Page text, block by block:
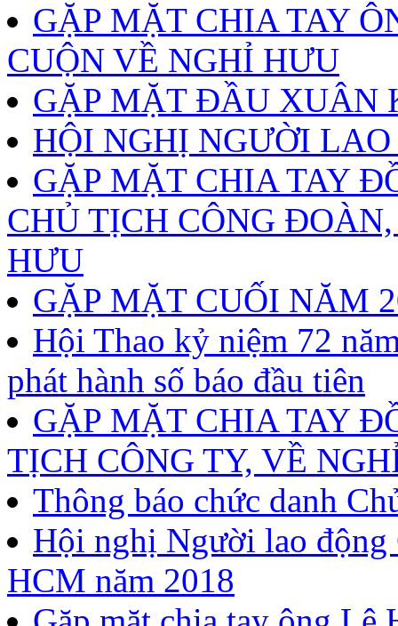
GẶP MẶT CHIA TAY
CUỘN VỀ NGHỈ HƯU
GẶP MẶT ĐẦU XUÂN
HỘI NGHỊ NGƯỜI
GẶP MẶT CHIA TAY
CHỦ TỊCH CÔNG
HƯU
GẶP MẶT CUỐI NĂM
Hội Thao kỷ niệm 72
phát hành số báo đầu tiên
GẶP MẶT CHIA TAY
TỊCH CÔNG TY, VỀ
Thông báo chức danh
Hội nghị Người lao động
HCM năm 2018